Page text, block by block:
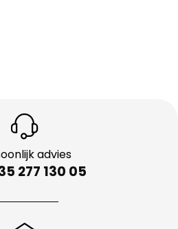
advies
277 130 05